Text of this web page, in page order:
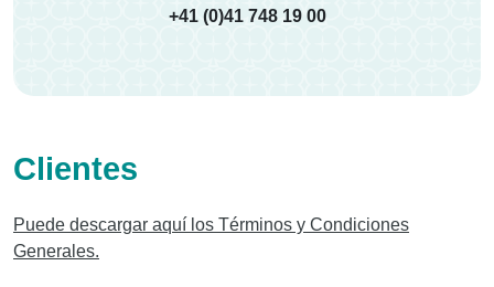
+41 (0)41 748 19 00
Clientes
Puede descargar aquí los Términos y Condiciones
Generales.